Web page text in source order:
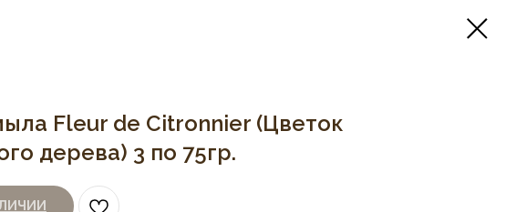
Fleur de Citronnier (Цветок
дерева) 3 по 75гр.